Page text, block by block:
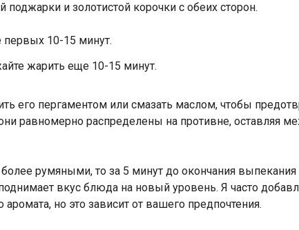
и золотистой корочки с обеих сторон.
первых 10-15 минут.
жарить еще 10-15 минут.
его пергаментом или смазать маслом, чтобы
равномерно распределены на противне, оставляя
румяными, то за 5 минут до окончания
вкус блюда на новый уровень. Я часто
но это зависит от вашего предпочтения.